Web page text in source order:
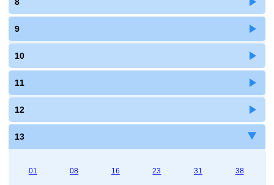
9
10
11
12
13
01 08 16 23 31 38